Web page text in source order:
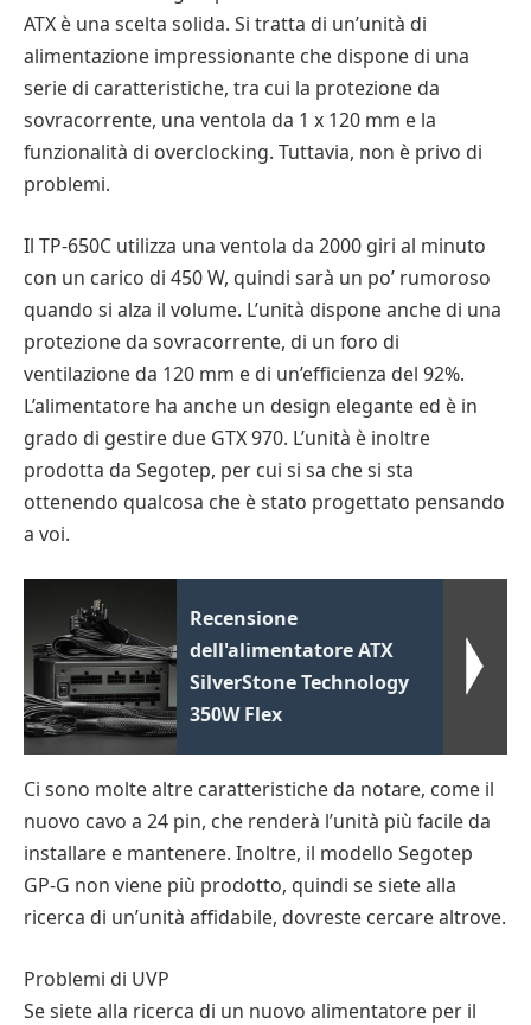
ATX è una scelta solida. Si tratta di un’unità di
alimentazione impressionante che dispone di una
serie di caratteristiche, tra cui la protezione da
sovracorrente, una ventola da 1 x 120 mm e la
funzionalità di overclocking. Tuttavia, non è privo di
problemi.
Il TP-650C utilizza una ventola da 2000 giri al minuto
con un carico di 450 W, quindi sarà un po’ rumoroso
quando si alza il volume. L’unità dispone anche di una
protezione da sovracorrente, di un foro di
ventilazione da 120 mm e di un’efficienza del 92%.
L’alimentatore ha anche un design elegante ed è in
grado di gestire due GTX 970. L’unità è inoltre
prodotta da Segotep, per cui si sa che si sta
ottenendo qualcosa che è stato progettato pensando
a voi.
Recensione
dell'alimentatore ATX
SilverStone Technology
350W Flex
Ci sono molte altre caratteristiche da notare, come il
nuovo cavo a 24 pin, che renderà l’unità più facile da
installare e mantenere. Inoltre, il modello Segotep
GP-G non viene più prodotto, quindi se siete alla
ricerca di un’unità affidabile, dovreste cercare altrove.
Problemi di UVP
Se siete alla ricerca di un nuovo alimentatore per il